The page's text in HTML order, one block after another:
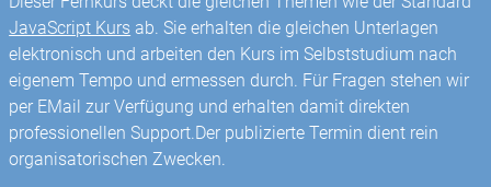
JavaScript Kurs ab. Sie erhalten die gleichen Unterlagen
elektronisch und arbeiten den Kurs im Selbststudium nach
eigenem Tempo und ermessen durch. Für Fragen stehen wir
per EMail zur Verfügung und erhalten damit direkten
professionellen Support.Der publizierte Termin dient rein
organisatorischen Zwecken.